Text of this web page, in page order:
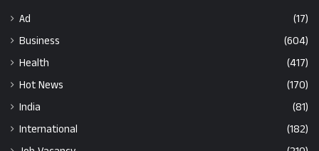
Ad
(17)
Business
(604)
Health
(417)
Hot News
(170)
India
(81)
International
(182)